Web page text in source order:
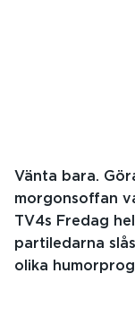
Vänta bara.
morgonsoffan
TV4s Fredag
partiledarna
olika